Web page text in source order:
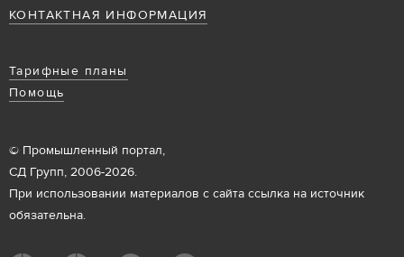
КОНТАКТНАЯ ИНФОРМАЦИЯ
Тарифные планы
Помощь
© Промышленный портал,
СД Групп, 2006-2026.
При использовании материалов с сайта ссылка на источник
обязательна.